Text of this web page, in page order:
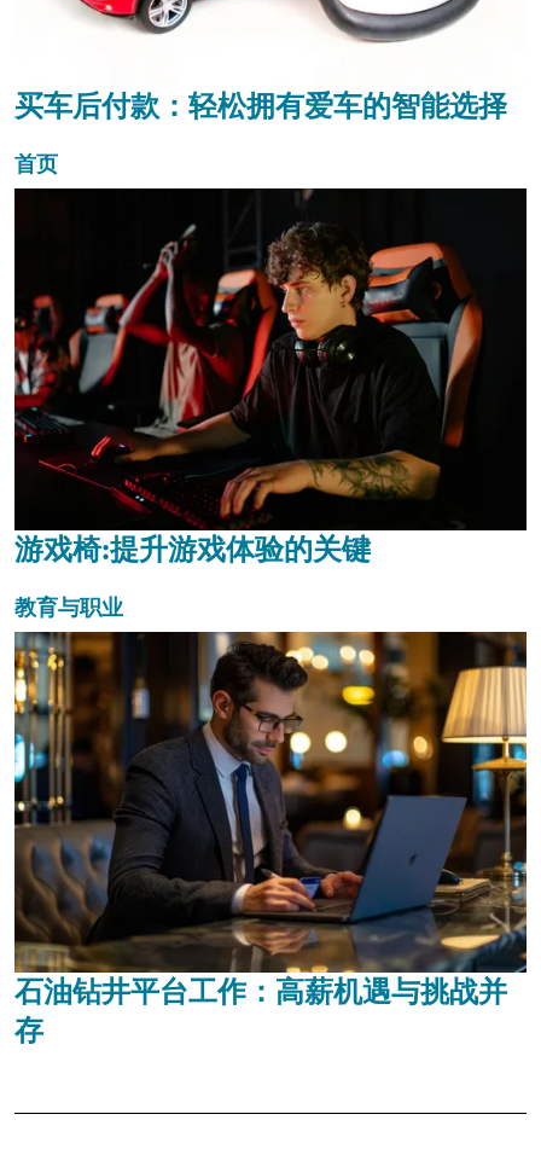
买车后付款：轻松拥有爱车的智能选择
首页
游戏椅:提升游戏体验的关键
教育与职业
石油钻井平台工作：高薪机遇与挑战并
存